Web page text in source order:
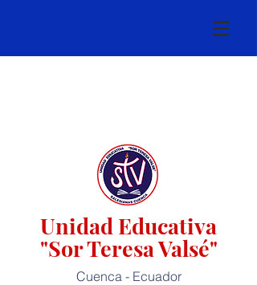
Unidad Educativa
"Sor Teresa Valsé"
Cuenca - Ecuador